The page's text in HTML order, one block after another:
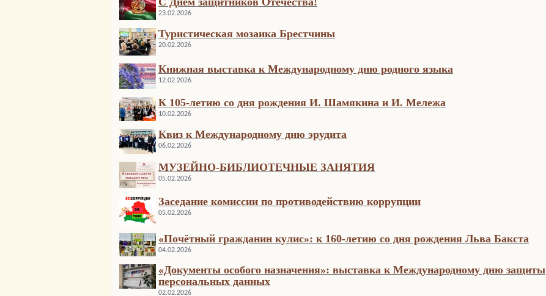
23.02.2026
Туристическая мозаика Брестчины
20.02.2026
Книжная выставка к Международному дню родного языка
12.02.2026
К 105-летию со дня рождения И. Шамякина и И. Мележа
10.02.2026
Квиз к Международному дню эрудита
06.02.2026
МУЗЕЙНО-БИБЛИОТЕЧНЫЕ ЗАНЯТИЯ
05.02.2026
Заседание комиссии по противодействию коррупции
05.02.2026
«Почётный гражданин кулис»: к 160-летию со дня рождения Льва Бакста
04.02.2026
«Документы особого назначения»: выставка к Международному дню защиты
персональных данных
02.02.2026